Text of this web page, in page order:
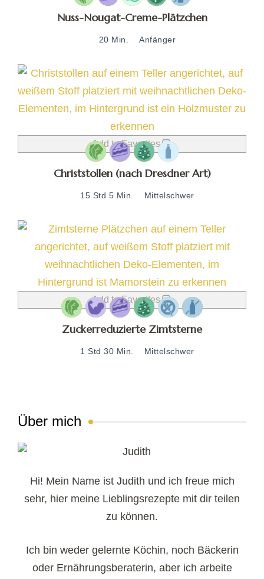
Nuss-Nougat-Creme-Plätzchen
20 Min. Anfänger
Add to Favorites
Christstollen (nach Dresdner Art)
15 Std 5 Min. Mittelschwer
Add to Favorites
Zuckerreduzierte Zimtsterne
1 Std 30 Min. Mittelschwer
Über mich
Hi! Mein Name ist Judith und ich freue mich
sehr, hier meine Lieblingsrezepte mit dir teilen
zu können.
Ich bin weder gelernte Köchin, noch Bäckerin
oder Ernährungsberaterin, aber ich arbeite